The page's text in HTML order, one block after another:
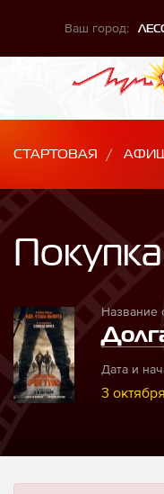
Ваш город:
СТАРТОВАЯ
Название
Дата и
3